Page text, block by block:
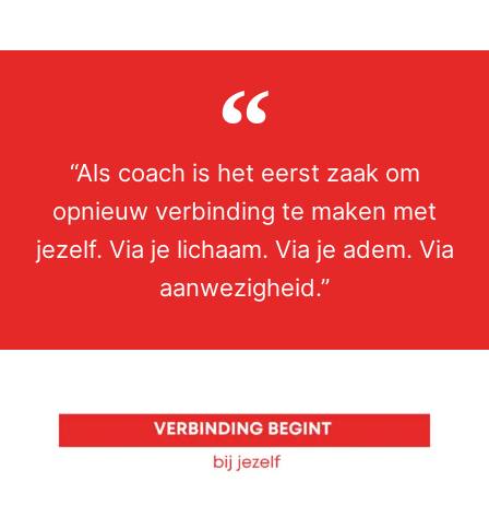
“Als coach is het eerst zaak om
opnieuw verbinding te maken met
jezelf. Via je lichaam. Via je adem. Via
aanwezigheid.”